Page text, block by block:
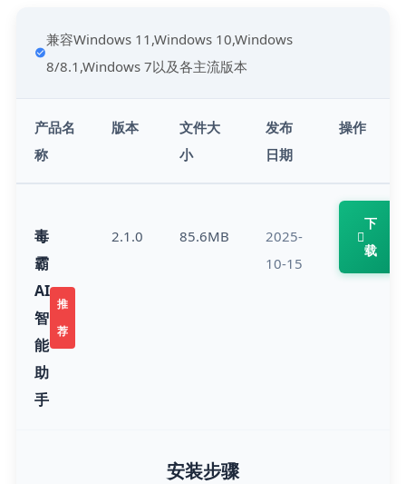
兼容Windows 11,Windows 10,Windows
8/8.1,Windows 7以及各主流版本
产品名
称
版本
文件大
小
发布
日期
操作
毒
霸
AI
智
能
助
手
推
荐
2.1.0 85.6MB
2025-
10-15
下
载
安装步骤